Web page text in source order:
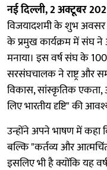
नई दिल्ली, 2 अक्टूबर
विजयादशमी के शुभ अवसर
के प्रमुख कार्यक्रम में संघ ने
मनाया। इस वर्ष संघ के
सरसंघचालक ने राष्ट्र और
विकास, सांस्कृतिक एकता,
लिए भारतीय दृष्टि" की
उन्होंने अपने भाषण में कहा
बल्कि "कर्तव्य और
इसलिए भी है क्योंकि यह